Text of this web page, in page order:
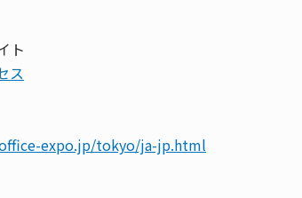
ト
ス
expo.jp/tokyo/ja-jp.html